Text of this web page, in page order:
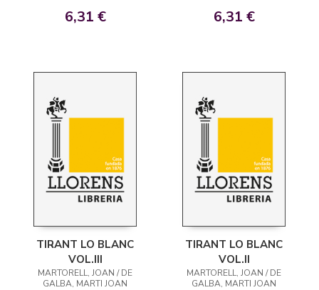
6,31 € 6,31 €
TIRANT LO BLANC
VOL.III
MARTORELL, JOAN / DE
GALBA, MARTI JOAN
TIRANT LO BLANC
VOL.II
MARTORELL, JOAN / DE
GALBA, MARTI JOAN